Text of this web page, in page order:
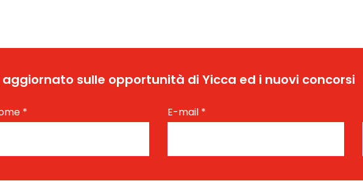
aggiornato sulle opportunità di Yicca ed i nuovi concorsi
* E-mail *